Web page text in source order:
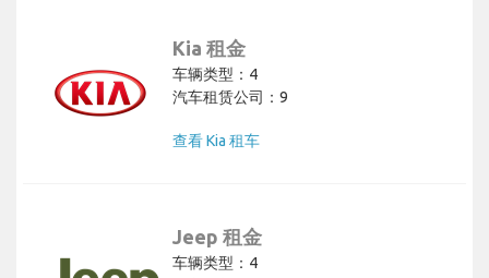
Kia 租金
车辆类型：4
汽车租赁公司：9
查看 Kia 租车
Jeep 租金
车辆类型：4